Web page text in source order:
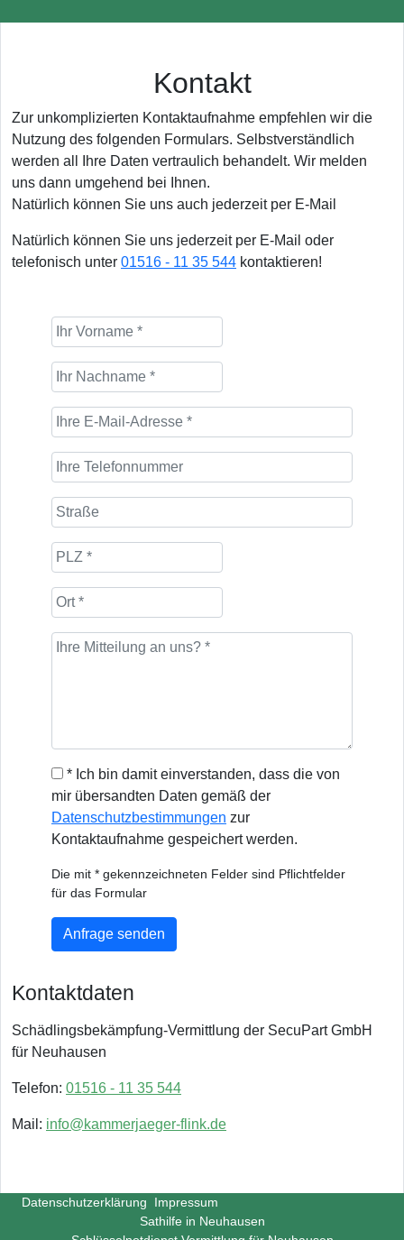
Kontakt
Zur unkomplizierten Kontaktaufnahme empfehlen wir die
Nutzung des folgenden Formulars. Selbstverständlich
werden all Ihre Daten vertraulich behandelt. Wir melden
uns dann umgehend bei Ihnen.
Natürlich können Sie uns auch jederzeit per E-Mail
Natürlich können Sie uns jederzeit per E-Mail oder
telefonisch unter 01516 - 11 35 544 kontaktieren!
* Ich bin damit einverstanden, dass die von
mir übersandten Daten gemäß der
Datenschutzbestimmungen zur
Kontaktaufnahme gespeichert werden.
Die mit * gekennzeichneten Felder sind Pflichtfelder
für das Formular
Anfrage senden
Kontaktdaten
Schädlingsbekämpfung-Vermittlung der SecuPart GmbH
für Neuhausen
Telefon: 01516 - 11 35 544
Mail: info@kammerjaeger-flink.de
Datenschutzerklärung
Impressum
Sathilfe in Neuhausen